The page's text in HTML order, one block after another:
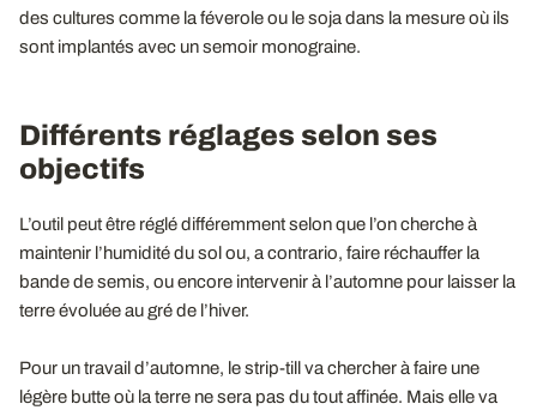
des cultures comme la féverole ou le soja dans la mesure où ils
sont implantés avec un semoir monograine.
Différents réglages selon ses
objectifs
L’outil peut être réglé différemment selon que l’on cherche à
maintenir l’humidité du sol ou, a contrario, faire réchauffer la
bande de semis, ou encore intervenir à l’automne pour laisser la
terre évoluée au gré de l’hiver.
Pour un travail d’automne, le strip-till va chercher à faire une
légère butte où la terre ne sera pas du tout affinée. Mais elle va